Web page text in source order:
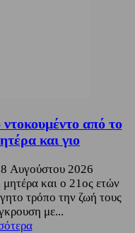
από το
και γιο
8 Αυγούστου 2026
και ο 21ος ετών
τρόπο την ζωή τους
με...